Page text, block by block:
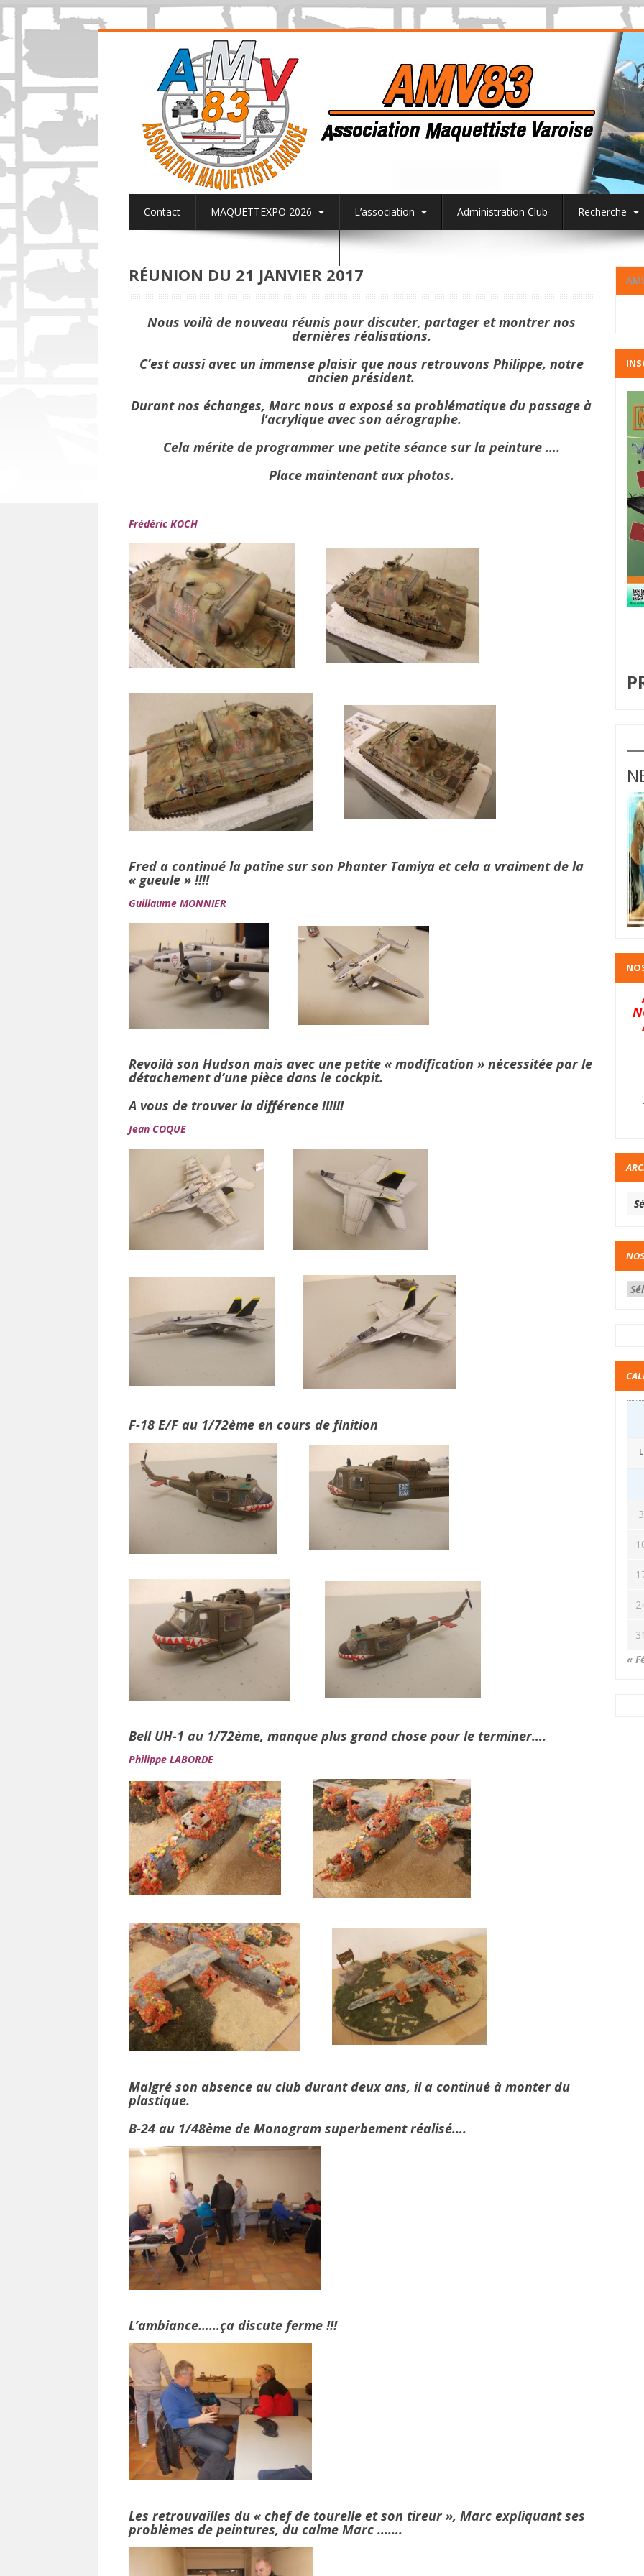
Contact MAQUETTEXPO 2026 L’association Administration Club Recherche
RÉUNION DU 21 JANVIER 2017
Nous voilà de nouveau réunis pour discuter, partager et montrer nos
dernières réalisations.
C’est aussi avec un immense plaisir que nous retrouvons Philippe, notre
ancien président.
Durant nos échanges, Marc nous a exposé sa problématique du passage à
l’acrylique avec son aérographe.
Cela mérite de programmer une petite séance sur la peinture ….
Place maintenant aux photos.
Frédéric KOCH
Fred a continué la patine sur son Phanter Tamiya et cela a vraiment de la
« gueule » !!!!
Guillaume MONNIER
Revoilà son Hudson mais avec une petite « modification » nécessitée par le
détachement d’une pièce dans le cockpit.
A vous de trouver la différence !!!!!!
Jean COQUE
F-18 E/F au 1/72ème en cours de finition
Bell UH-1 au 1/72ème, manque plus grand chose pour le terminer….
Philippe LABORDE
Malgré son absence au club durant deux ans, il a continué à monter du
plastique.
B-24 au 1/48ème de Monogram superbement réalisé….
L’ambiance……ça discute ferme !!!
Les retrouvailles du « chef de tourelle et son tireur », Marc expliquant ses
problèmes de peintures, du calme Marc …….
L
3
«